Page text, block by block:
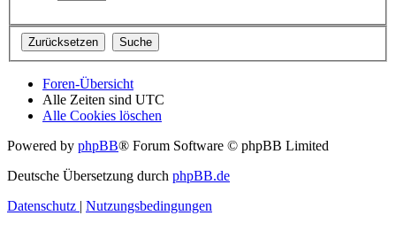
Foren-Übersicht
Alle Zeiten sind UTC
Alle Cookies löschen
Powered by phpBB® Forum Software © phpBB Limited
Deutsche Übersetzung durch phpBB.de
Datenschutz | Nutzungsbedingungen